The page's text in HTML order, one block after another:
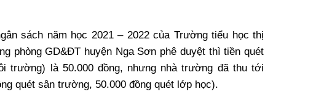
sách năm học 2021 – 2022 của Trường tiểu học thị
phòng GD&ĐT huyện Nga Sơn phê duyệt thì tiền quét
trường) là 50.000 đồng, nhưng nhà trường đã thu tới
quét sân trường, 50.000 đồng quét lớp học).